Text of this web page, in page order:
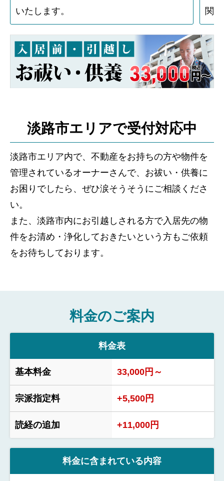
いたします。
関
淡路市エリアで受付対応中
淡路市エリア内で、不動産をお持ちの方や物件を
管理されているオーナーさんで、お祓い・供養に
お困りでしたら、ぜひ涙そうそうにご相談くださ
い。
また、淡路市内にお引越しされる方で入居先の物
件をお清め・浄化しておきたいという方もご依頼
をお待ちしております。
料金のご案内
料金表
基本料金 33,000円～
宗派指定料 +5,500円
読経の追加 +11,000円
料金に含まれている内容